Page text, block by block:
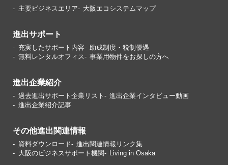
主要ビジネスエリア 大阪エコシステムマップ
進出サポート
充実したサポート内容
助成制度・税制優遇
無料レンタルオフィス
事業用物件をお探しの方へ
進出企業紹介
過去進出サポート企業リスト
進出企業インタビュー動画
進出企業紹介記事
その他進出関連情報
資料ダウンロード
進出関連情報リンク集
大阪のビジネスサポート機関
Living in Osaka